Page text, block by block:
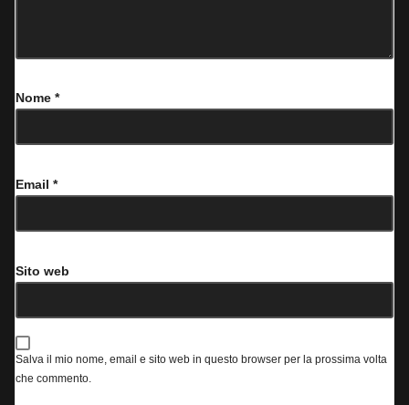
Nome *
Email *
Sito web
Salva il mio nome, email e sito web in questo browser per la prossima volta
che commento.